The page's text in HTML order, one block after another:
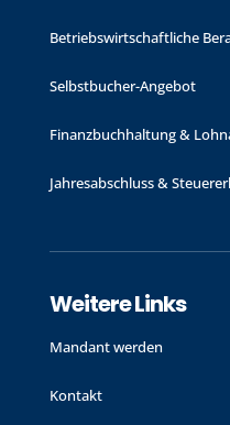
Betriebswirtschaftliche
Selbstbucher-Angebot
Finanzbuchhaltung &
Jahres­abschluss &
Weitere Links
Mandant werden
Kontakt